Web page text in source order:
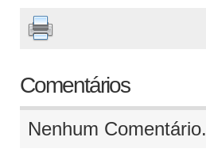
Comentários
Nenhum Comentário.